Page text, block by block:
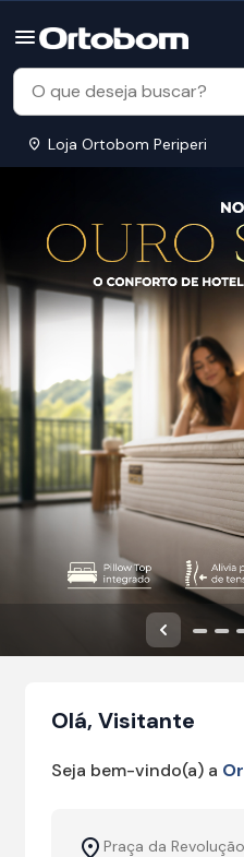
Loja Ortobom Periperi
Anterior
Olá, Visitante
Seja bem-vindo(a) a
Praça da